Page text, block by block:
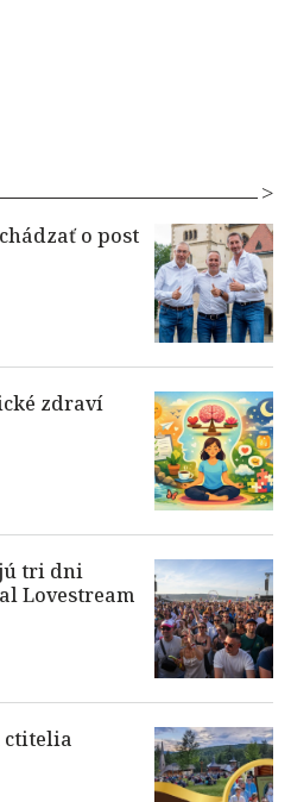
o post
zdraví
tri dni
Lovestream
ctitelia